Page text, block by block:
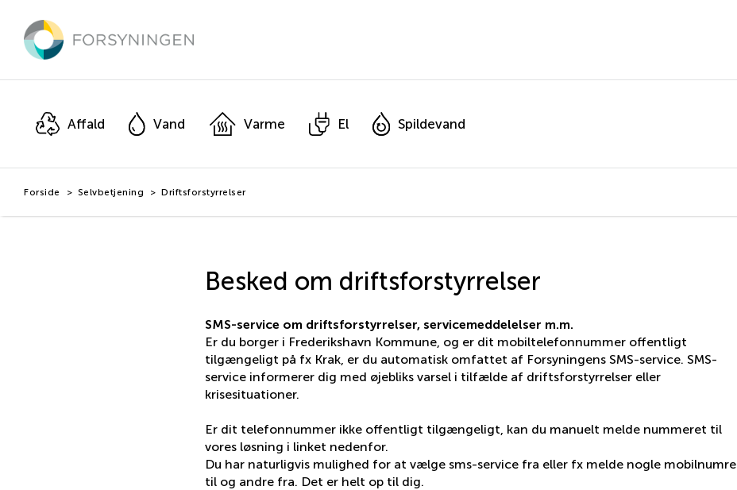
hovedindhold
Affald Vand Varme El Spildevand
Forside Selvbetjening Driftsforstyrrelser
Besked om driftsforstyrrelser
SMS-service om driftsforstyrrelser, servicemeddelelser m.m.
Er du borger i Frederikshavn Kommune, og er dit mobiltelefonnummer offentligt
tilgængeligt på fx Krak, er du automatisk omfattet af Forsyningens SMS-service. SMS-
service informerer dig med øjebliks varsel i tilfælde af driftsforstyrrelser eller
krisesituationer.
Er dit telefonnummer ikke offentligt tilgængeligt, kan du manuelt melde nummeret til
vores løsning i linket nedenfor.
Du har naturligvis mulighed for at vælge sms-service fra eller fx melde nogle mobilnumre
til og andre fra. Det er helt op til dig.